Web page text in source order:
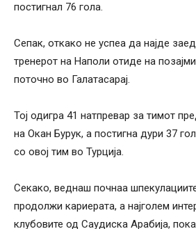
постигнал 76 гола.
Сепак, откако не успеа да најде
тренерот на Наполи отиде на
поточно во Галатасарај.
Тој одигра 41 натпревар за тимот
на Окан Бурук, а постигна дури 37
со овој тим во Турција.
Секако, веднаш почнаа
продолжи кариерата, а најголем
клубовите од Саудиска Арабија,